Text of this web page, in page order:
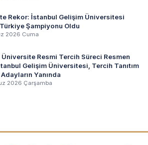
Rekor: İstanbul Gelişim Üniversitesi
Şampiyonu Oldu
2026 Cuma
Resmi Tercih Süreci Resmen
Gelişim Üniversitesi, Tercih Tanıtım
Yanında
2026 Çarşamba